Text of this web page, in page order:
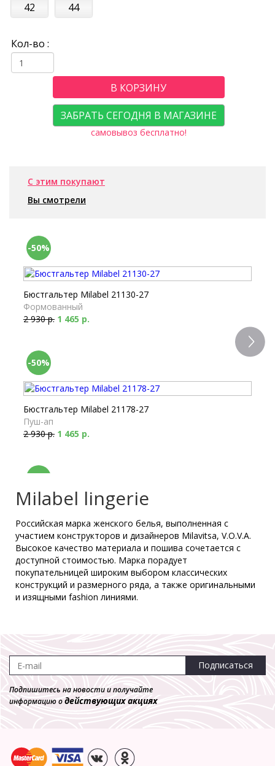
42
44
Кол-во :
В КОРЗИНУ
ЗАБРАТЬ СЕГОДНЯ В МАГАЗИНЕ
самовывоз бесплатно!
С этим покупают
Вы смотрели
-50%
Бюстгальтер Milabel 21130-27
Формованный
2 930 р. 1 465 р.
-50%
Бюстгальтер Milabel 21178-27
Пуш-ап
2 930 р. 1 465 р.
-50%
Бюстгальтер Milabel 21300-27
Бралетт
2 700 р. 1 350 р.
-50%
1 520 р.
Milabel lingerie
Российская марка женского белья, выполненная с
участием конструкторов и дизайнеров Milavitsa, V.O.V.A.
Высокое качество материала и пошива сочетается с
доступной стоимостью. Марка порадует
покупательницей широким выбором классических
конструкций и размерного ряда, а также оригинальными
и изящными fashion линиями.
Подписаться
Подпишитесь на новости и получайте
информацию одействующих акциях